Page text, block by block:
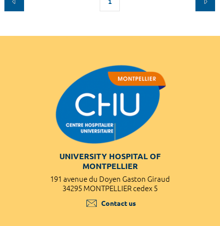
UNIVERSITY HOSPITAL OF
MONTPELLIER
191 avenue du Doyen Gaston Giraud
34295 MONTPELLIER cedex 5
Contact us